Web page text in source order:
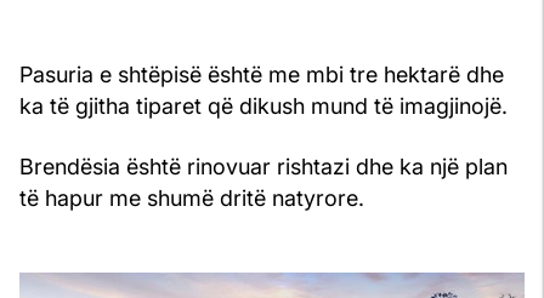
Pasuria e shtëpisë është me mbi tre hektarë dhe
ka të gjitha tiparet që dikush mund të imagjinojë.
Brendësia është rinovuar rishtazi dhe ka një plan
të hapur me shumë dritë natyrore.